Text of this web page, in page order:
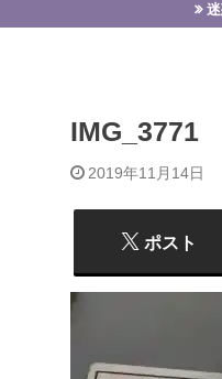
IMG_3771
2019年11月14日
ポスト